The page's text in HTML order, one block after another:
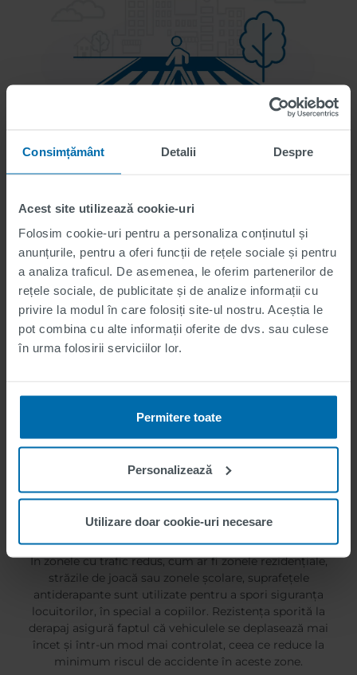
Consimțământ Detalii Despre
Acest site utilizează cookie-uri
Folosim cookie-uri pentru a personaliza conținutul și
anunțurile, pentru a oferi funcții de rețele sociale și pentru
a analiza traficul. De asemenea, le oferim partenerilor de
rețele sociale, de publicitate și de analize informații cu
privire la modul în care folosiți site-ul nostru. Aceștia le
pot combina cu alte informații oferite de dvs. sau culese
în urma folosirii serviciilor lor.
Permitere toate
Personalizează
Utilizare doar cookie-uri necesare
Trecerile de pietoni sunt zone în care siguranța pietonilor
și a altor utilizatori vulnerabili ai drumurilor este de o
pe aceste marcaje crește rezistența la derapaj, ceea ce
să traverseze strada în siguranță.
Zone cu trafic lejer
În zonele cu trafic redus, cum ar fi zonele rezidențiale,
străzile de joacă sau zonele școlare, suprafețele
antiderapante sunt utilizate pentru a spori siguranța
locuitorilor, în special a copiilor. Rezistența sporită la
derapaj asigură faptul că vehiculele se deplasează mai
încet și într-un mod mai controlat, ceea ce reduce la
minimum riscul de accidente în aceste zone.